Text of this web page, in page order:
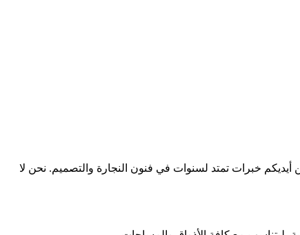
خبرات تمتد لسنوات في فنون النجارة والتصميم. نحن لا